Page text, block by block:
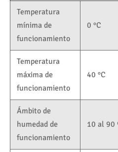
Temperatura
mínima de
funcionamiento
0 °C
Temperatura
máxima de
funcionamiento
40 °C
Ámbito de
humedad de
funcionamiento
10 al 90